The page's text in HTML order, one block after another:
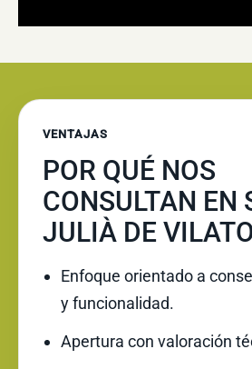
VENTAJAS
POR QUÉ NOS
CONSULTAN EN
JULIÀ DE
Enfoque orientado a
y funcionalidad.
Apertura con valoración